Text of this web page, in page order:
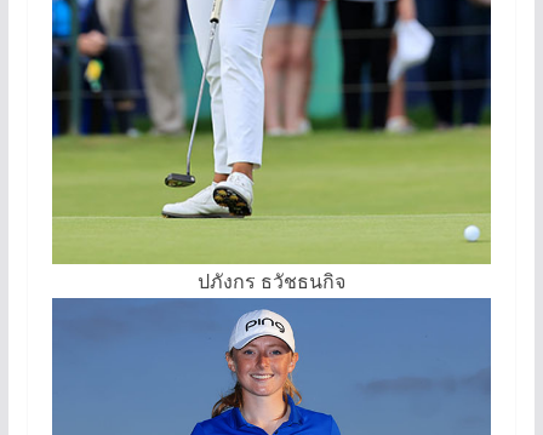
ปภังกร ธวัชธนกิจ